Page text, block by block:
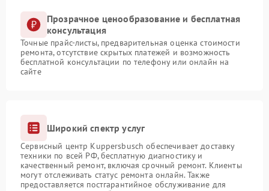
Прозрачное ценообразование и бесплатная
консультация
Точные прайс-листы, предварительная оценка стоимости
ремонта, отсутствие скрытых платежей и возможность
бесплатной консультации по телефону или онлайн на
сайте
Широкий спектр услуг
Сервисный центр Kuppersbusch обеспечивает доставку
техники по всей РФ, бесплатную диагностику и
качественный ремонт, включая срочный ремонт. Клиенты
могут отслеживать статус ремонта онлайн. Также
предоставляется постгарантийное обслуживание для